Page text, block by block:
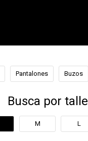
Pantalones Buzos
Busca por talle
M L